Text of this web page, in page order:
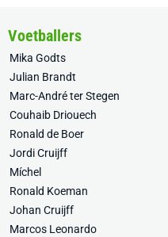
Voetballers
Mika Godts
Julian Brandt
Marc-André ter Stegen
Couhaib Driouech
Ronald de Boer
Jordi Cruijff
Míchel
Ronald Koeman
Johan Cruijff
Marcos Leonardo